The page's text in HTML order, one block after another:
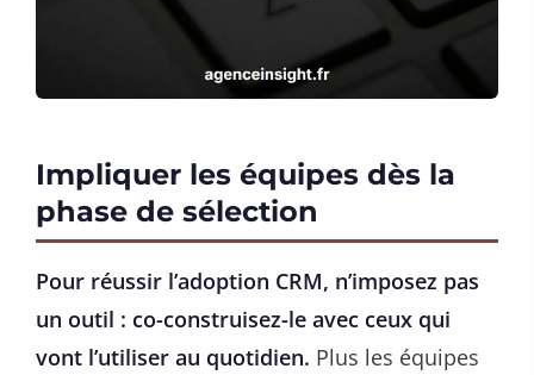
Impliquer les équipes dès la
phase de sélection
Pour réussir l’adoption CRM, n’imposez pas
un outil : co-construisez-le avec ceux qui
vont l’utiliser au quotidien. Plus les équipes